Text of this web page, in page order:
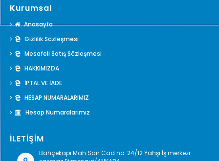
Kurumsal
Anasayfa
Gizlilik Sözleşmesi
Mesafeli Satış Sözleşmesi
HAKKIMIZDA
İPTAL VE İADE
HESAP NUMARALARIMIZ
Hesap Numaralarımız
İLETİŞİM
Bahçekapı Mah San Cad no: 24/12 Yahşi İş merkezi